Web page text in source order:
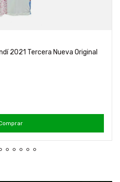
2021 Tercera Nueva Original